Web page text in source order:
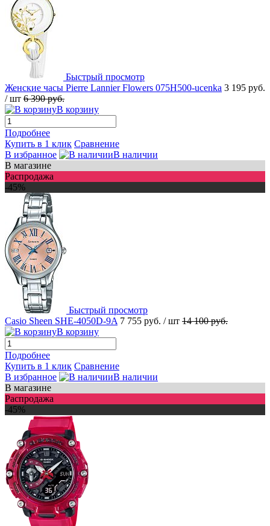
Быстрый просмотр
Женские часы Pierre Lannier Flowers 075H500-ucenka 3 195 руб.
/ шт 6 390 руб.
В корзину
Подробнее
Купить в 1 клик Сравнение
В избранное
В наличии
В магазине
Распродажа
-45%
Быстрый просмотр
Casio Sheen SHE-4050D-9A 7 755 руб. / шт 14 100 руб.
В корзину
Подробнее
Купить в 1 клик Сравнение
В избранное
В наличии
В магазине
Распродажа
-45%